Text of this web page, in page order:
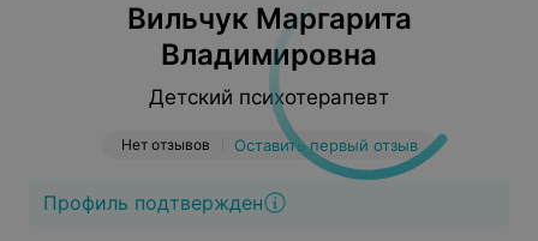
Вильчук Маргарита
Владимировна
Детский психотерапевт
Нет отзывов Оставить первый отзыв
Профиль подтвержден